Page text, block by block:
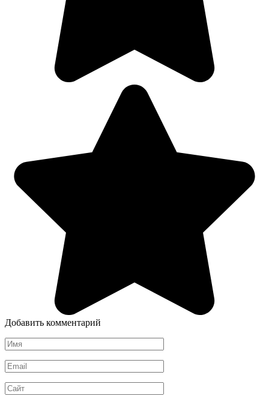
Добавить комментарий
Имя
*
Email
*
Сайт